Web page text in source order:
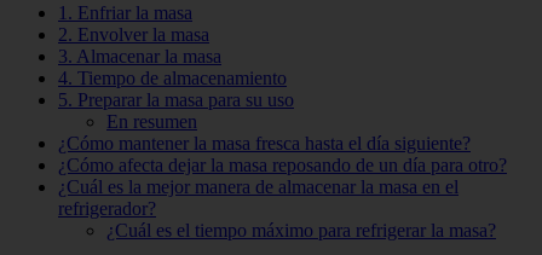
1. Enfriar la masa
2. Envolver la masa
3. Almacenar la masa
4. Tiempo de almacenamiento
5. Preparar la masa para su uso
En resumen
¿Cómo mantener la masa fresca hasta el día siguiente?
¿Cómo afecta dejar la masa reposando de un día para otro?
¿Cuál es la mejor manera de almacenar la masa en el
refrigerador?
¿Cuál es el tiempo máximo para refrigerar la masa?